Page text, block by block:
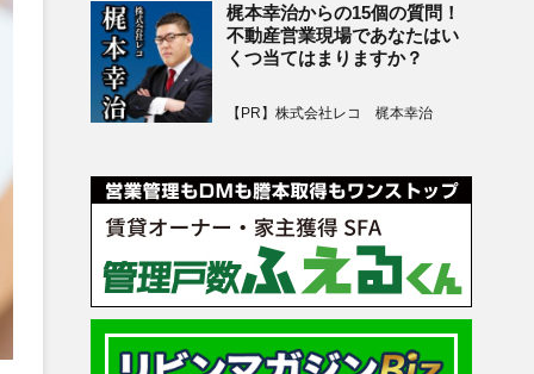
梶本幸治からの15個の質問！
不動産営業現場であなたはい
くつ当てはまりますか？
【PR】株式会社レコ 梶本幸治